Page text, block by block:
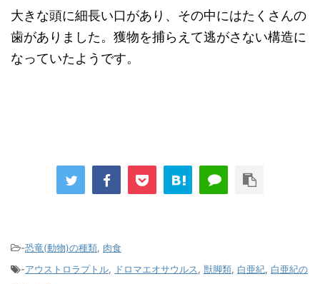
大きな頭に細長い口があり、その中にはたくさんの
歯がありました。獲物を捕らえて逃がさない構造に
なっていたようです。
-恐竜(動物)の種類, 肉食
-アウストロラプトル, ドロマエオサウルス, 獣脚類, 白亜紀, 白亜紀の